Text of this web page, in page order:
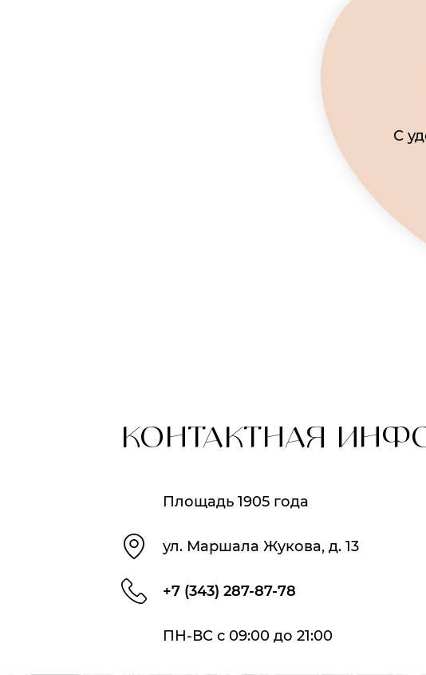
С
КОНТАКТНАЯ
Площадь 1905 года
ул. Маршала Жукова, д. 13
+7 (343) 287-87-78
ПН-ВС с 09:00 до 21:00